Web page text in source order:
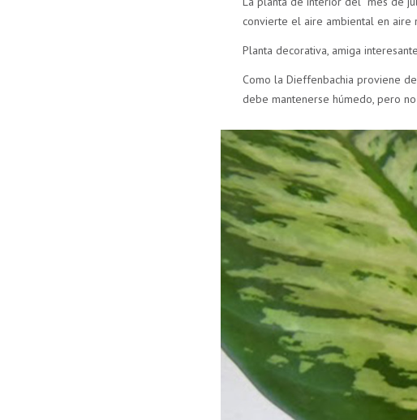
convierte el aire ambiental en aire
Planta decorativa, amiga
Como la Dieffenbachia proviene
debe mantenerse húmedo, pero